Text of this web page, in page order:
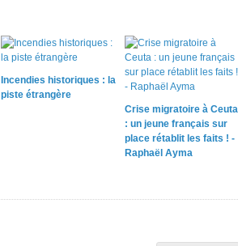
Incendies historiques : la
piste étrangère
Crise migratoire à Ceuta
: un jeune français sur
place rétablit les faits ! -
Raphaël Ayma